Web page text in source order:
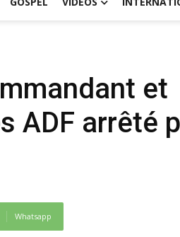
et
ADF arrêté
Whatsapp